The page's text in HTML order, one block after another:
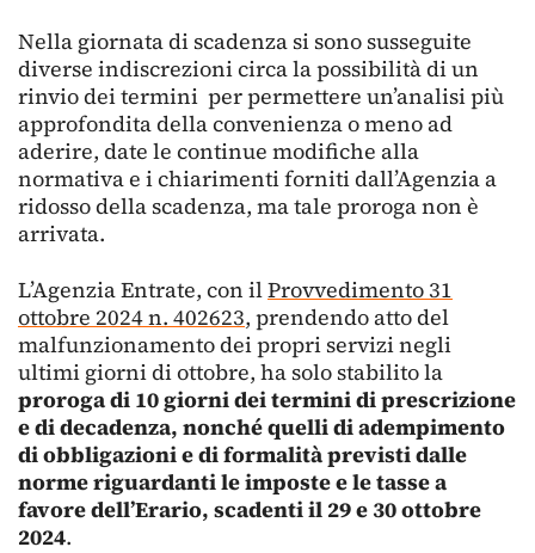
Nella giornata di scadenza si sono susseguite
diverse indiscrezioni circa la possibilità di un
rinvio dei termini per permettere un’analisi più
approfondita della convenienza o meno ad
aderire, date le continue modifiche alla
normativa e i chiarimenti forniti dall’Agenzia a
ridosso della scadenza, ma tale proroga non è
arrivata.
L’Agenzia Entrate, con ilProvvedimento 31
ottobre 2024 n. 402623, prendendo atto del
malfunzionamento dei propri servizi negli
ultimi giorni di ottobre, ha solo stabilito la
proroga di 10 giorni dei termini di prescrizione
e di decadenza, nonché quelli di adempimento
di obbligazioni e di formalità previsti dalle
norme riguardanti le imposte e le tasse a
favore dell’Erario, scadenti il 29 e 30 ottobre
2024.